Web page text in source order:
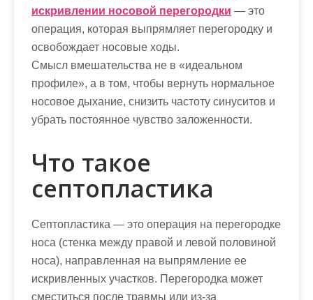
искривлении носовой перегородки — это
операция, которая выпрямляет перегородку и
освобождает носовые ходы.
Смысл вмешательства не в «идеальном
профиле», а в том, чтобы вернуть нормальное
носовое дыхание, снизить частоту синуситов и
убрать постоянное чувство заложенности.
Что такое
септопластика
Септопластика — это операция на перегородке
носа (стенка между правой и левой половиной
носа), направленная на выпрямление ее
искривленных участков. Перегородка может
сместиться после травмы или из-за